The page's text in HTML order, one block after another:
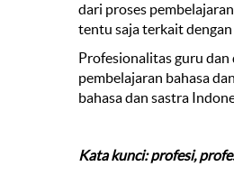
dari proses
tentu saja terkait
Profesionalitas guru
pembelajaran bahasa
bahasa dan sastra
Kata kunci: profesi,